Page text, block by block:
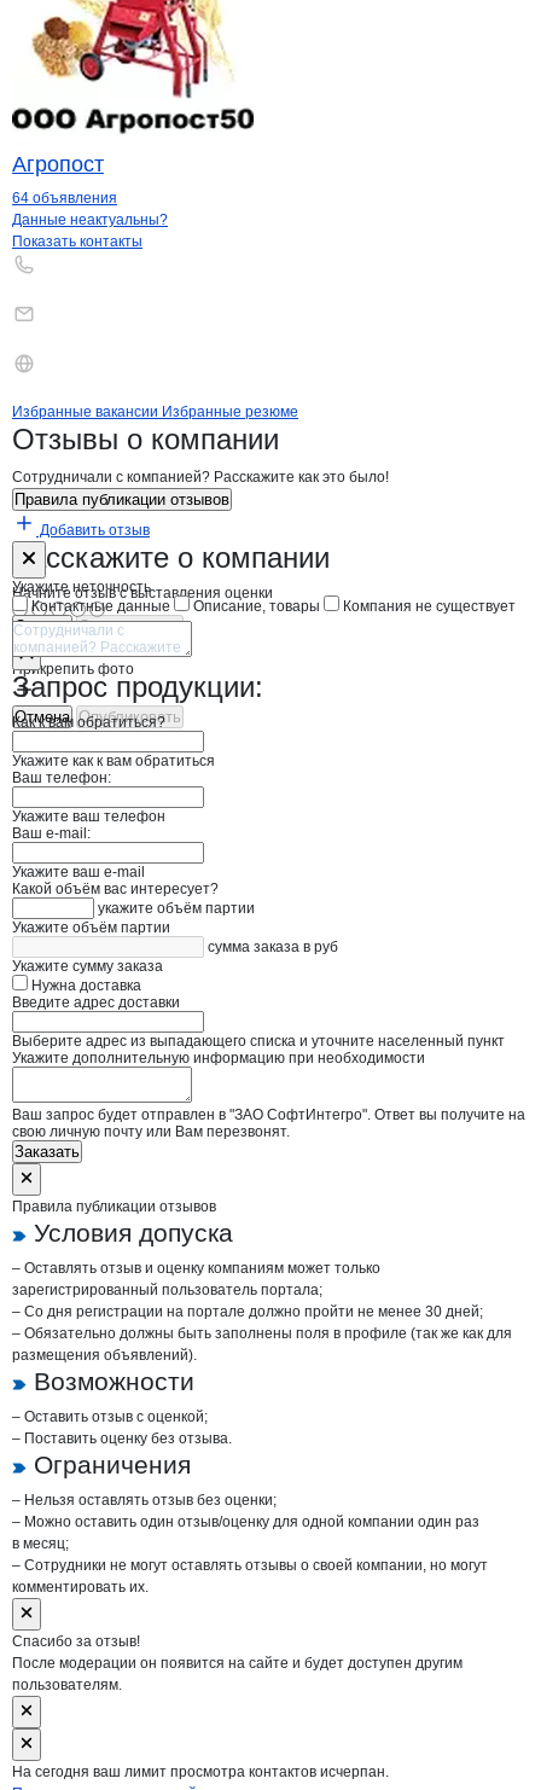
Агропост
64 объявления
Контактыкомпании
+7(800)000-00-..
Данные неактуальны?
Показать контакты
Брендыкомпани СофтИнтегро
Вакансии вСофтИнтегро
Избранные вакансии Избранные резюме
Новости oСофтИнтегро, ЗАО
Отзывы о компании
Сотрудничали с компанией? Расскажите как это было!
Правила публикации отзывов
Добавить отзыв
Расскажите о компании
Начните отзыв с выставления оценки
Прикрепить фото
Отмена Опубликовать
Форма обратной связи о неточностях
Укажите неточность
Контактные данные
Описание, товары Компания не существует
Отмена Опубликовать
Запрос продукции:
Как к вам обратиться?
Укажите как к вам обратиться
Ваш телефон:
Укажите ваш телефон
Ваш e-mail:
Укажите ваш e-mail
Какой объём вас интересует?
укажите объём партии
Укажите объём партии
сумма заказа в руб
Укажите сумму заказа
Нужна доставка
Введите адрес доставки
Выберите адрес из выпадающего списка и уточните населенный пункт
Укажите дополнительную информацию при необходимости
Ваш запрос будет отправлен в "ЗАО СофтИнтегро". Ответ вы получите на
свою личную почту или Вам перезвонят.
Заказать
Правила публикации отзывов
Условия допуска
– Оставлять отзыв и оценку компаниям может только
зарегистрированный пользователь портала;
– Со дня регистрации на портале должно пройти не менее 30 дней;
– Обязательно должны быть заполнены поля в профиле (так же как для
размещения объявлений).
Возможности
– Оставить отзыв с оценкой;
– Поставить оценку без отзыва.
Ограничения
– Нельзя оставлять отзыв без оценки;
– Можно оставить один отзыв/оценку для одной компании один раз
в месяц;
– Сотрудники не могут оставлять отзывы о своей компании, но могут
комментировать их.
Спасибо за отзыв!
После модерации он появится на сайте и будет доступен другим
пользователям.
На сегодня ваш лимит просмотра контактов исчерпан.